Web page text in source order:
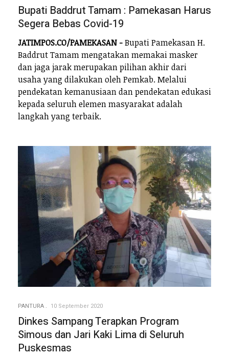
Bupati Baddrut Tamam : Pamekasan Harus
Segera Bebas Covid-19
JATIMPOS.CO/PAMEKASAN -Bupati Pamekasan H.
Baddrut Tamam mengatakan memakai masker
dan jaga jarak merupakan pilihan akhir dari
usaha yang dilakukan oleh Pemkab. Melalui
pendekatan kemanusiaan dan pendekatan edukasi
kepada seluruh elemen masyarakat adalah
langkah yang terbaik.
PANTURA 10 September 2020
Dinkes Sampang Terapkan Program
Simous dan Jari Kaki Lima di Seluruh
Puskesmas